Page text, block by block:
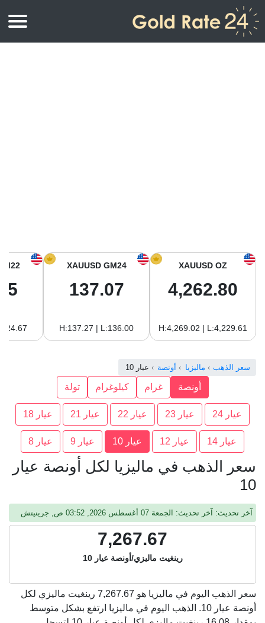
أسعار الذهب في أمريكا الجنوبية
XAUUSD OZ
4,262.80
H:4,269.02 | L:4,229.61
XAUUSD GM24
137.07
H:137.27 | L:136.00
سعر الذهب ماليزيا أونصة عيار 10
أونصة غرام كيلوغرام تولة
عيار 24 عيار 23 عيار 22 عيار 21 عيار 18
عيار 14 عيار 12 عيار 10 عيار 9 عيار 8
سعر الذهب في ماليزيا لكل أونصة عيار
10
آخر تحديث: آخر تحديث: الجمعة 07 أغسطس 2026, 03:52 ص, جرينيتش
7,267.67
رينغيت ماليزي/أونصة عيار 10
سعر الذهب اليوم في ماليزيا هو 7,267.67 رينغيت ماليزي لكل
أونصة عيار 10. الذهب اليوم في ماليزيا ارتفع بشكل متوسط